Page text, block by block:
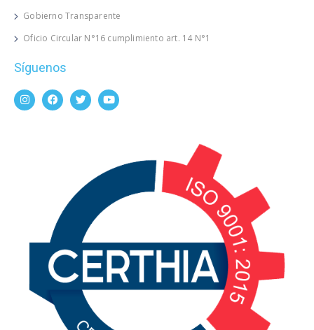
Gobierno Transparente
Oficio Circular N°16 cumplimiento art. 14 N°1
Síguenos